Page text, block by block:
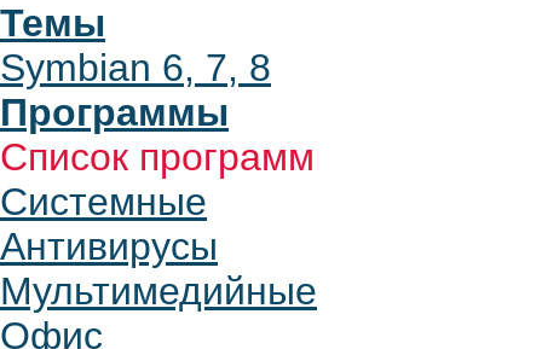
Темы
Symbian 6, 7, 8
Программы
Список программ
Системные
Антивирусы
Мультимедийные
Офис